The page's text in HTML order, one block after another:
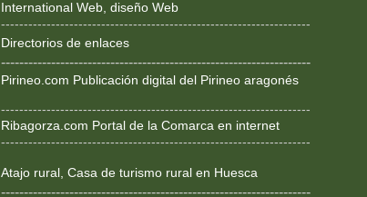
International Web, diseño Web
--------------------------------------------------------------------
Directorios de enlaces
--------------------------------------------------------------------
Pirineo.com Publicación digital del Pirineo aragonés
--------------------------------------------------------------------
Ribagorza.com Portal de la Comarca en internet
--------------------------------------------------------------------
Atajo rural, Casa de turismo rural en Huesca
--------------------------------------------------------------------